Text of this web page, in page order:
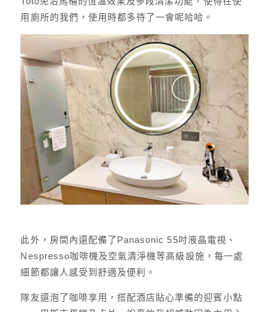
用廁所的我們，使用時都多待了一會呢哈哈。
此外，房間內還配備了Panasonic 55吋液晶電視、
Nespresso咖啡機及空氣清淨機等高級設施，每一處
細節都讓人感受到舒適及便利。
隊友還泡了咖啡享用，搭配酒店貼心準備的迎賓小點